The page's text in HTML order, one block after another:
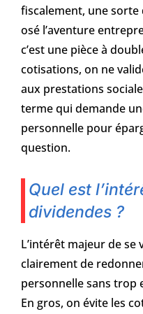
fiscalement, une
osé l’aventure
c’est une pièce à
cotisations, on ne
aux prestations
terme qui demande
personnelle pour
question.
Quel est
dividendes ?
L’intérêt majeur de se
clairement de
personnelle sans trop
En gros, on évite les